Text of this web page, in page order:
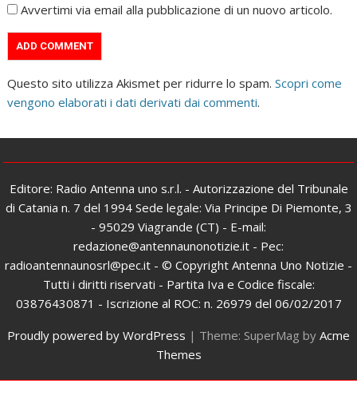
Avvertimi via email alla pubblicazione di un nuovo articolo.
Questo sito utilizza Akismet per ridurre lo spam.Scopri come
vengono elaborati i dati derivati dai commenti.
Editore: Radio Antenna uno s.r.l. - Autorizzazione del Tribunale
di Catania n. 7 del 1994 Sede legale: Via Principe Di Piemonte, 3
- 95029 Viagrande (CT) - E-mail:
redazione@antennaunonotizie.it - Pec:
radioantennaunosrl@pec.it - © Copyright Antenna Uno Notizie -
Tutti i diritti riservati - Partita Iva e Codice fiscale:
03876430871 - Iscrizione al ROC: n. 26979 del 06/02/2017
Proudly powered by WordPress | Theme: SuperMag by Acme
Themes